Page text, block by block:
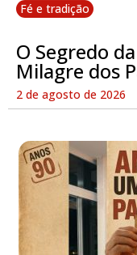
Fé e tradição
O Segredo
Milagre dos
2 de agosto de 2026